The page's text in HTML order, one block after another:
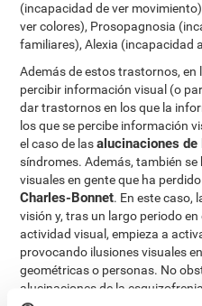
(incapacidad de ver
ver colores), Prosopagnosia
familiares), Alexia (incapacidad
Además de estos trastornos, en
percibir información visual (o
dar trastornos en los que la
los que se percibe información
el caso de lasalucinaciones
síndromes. Además, también
visuales en gente que ha
Charles-Bonnet. En este caso,
visión y, tras un largo periodo
actividad visual, empieza a
provocando ilusiones visuales
geométricas o personas. No
alucinaciones de la